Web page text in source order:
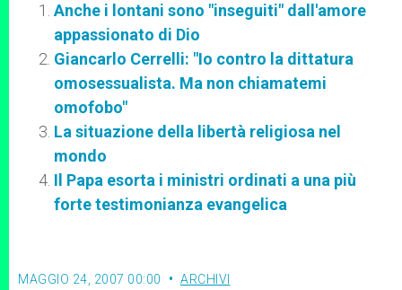
Anche i lontani sono "inseguiti" dall'amore
appassionato di Dio
Giancarlo Cerrelli: "Io contro la dittatura
omosessualista. Ma non chiamatemi
omofobo"
La situazione della libertà religiosa nel
mondo
Il Papa esorta i ministri ordinati a una più
forte testimonianza evangelica
MAGGIO 24, 2007 00:00 ARCHIVI